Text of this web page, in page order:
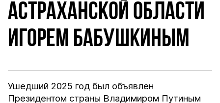
АСТРАХАНСКОЙ ОБЛАСТИ
ИГОРЕМ БАБУШКИНЫМ
Ушедший 2025 год был объявлен
Президентом страны Владимиром Путиным